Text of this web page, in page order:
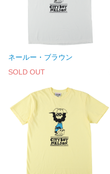
ネールー・ブラウン
SOLD OUT